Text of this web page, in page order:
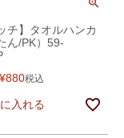
チ】タオルハンカ
ん/PK）59-
¥880税込
入れる